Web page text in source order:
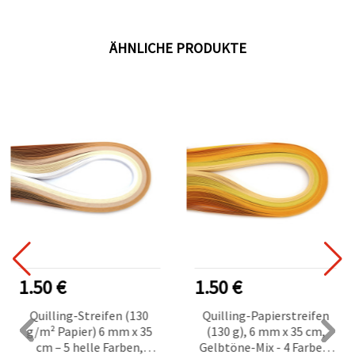
ÄHNLICHE PRODUKTE
1.50 €
Quilling-Streifen (130
g/m² Papier) 6 mm x 35
cm – 5 helle Farben,
1.50 €
Quilling-Papierstreifen
(130 g), 6 mm x 35 cm,
Gelbtöne-Mix - 4 Farben,